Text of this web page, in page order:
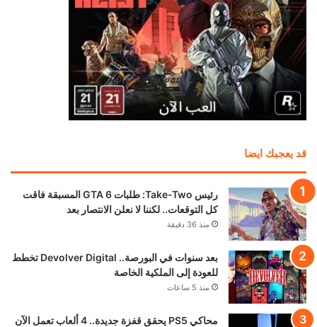
قد يعجبك ايضا
رئيس Take-Two: طلبات GTA 6 المسبقة فاقت
كل التوقعات.. لكننا لا نعلن الانتصار بعد
منذ 36 دقيقة
بعد سنوات في البورصة.. Devolver Digital تخطط
للعودة إلى الملكية الخاصة
منذ 5 ساعات
محاكي PS5 يحقق قفزة جديدة.. 4 ألعاب تعمل الآن